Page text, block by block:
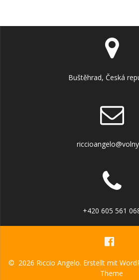
Buštěhrad, Česká
+420 605 561
© 2026 Riccio Angelo. Erstellt mit
Theme